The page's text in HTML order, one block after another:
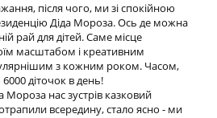
після чого, ми зі спокійною
Діда Мороза. Ось де можна
рай для дітей. Саме місце
масштабом і креативним
з кожним роком. Часом,
діточок в день!
Мороза нас зустрів казковий
всередину, стало ясно - ми